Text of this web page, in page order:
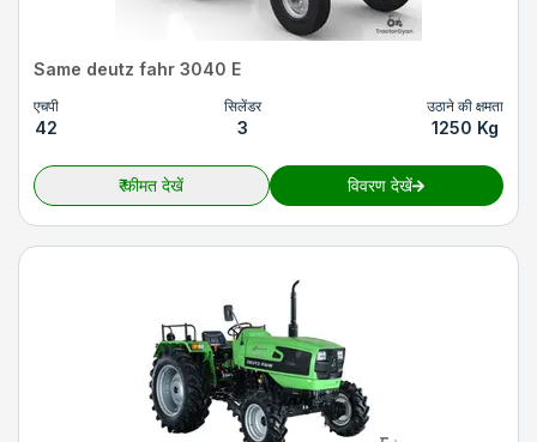
Same deutz fahr 3040 E
एचपी
42
सिलेंडर
3
उठाने की क्षमता
1250 Kg
₹कीमत देखें विवरण देखें